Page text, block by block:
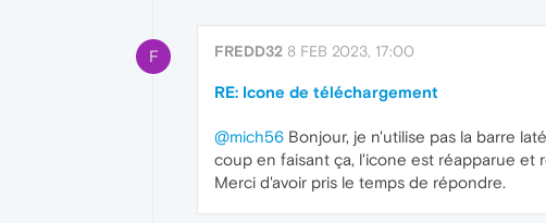
F FREDD32 8 FEB 2023, 17:00
RE: Icone de téléchargement
@mich56 Bonjour, je n'utilise pas la barre
coup en faisant ça, l'icone est réapparue et
Merci d'avoir pris le temps de répondre.